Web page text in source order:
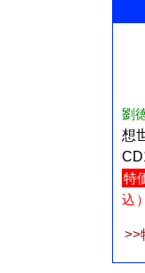
劉
想
特
込）
>>